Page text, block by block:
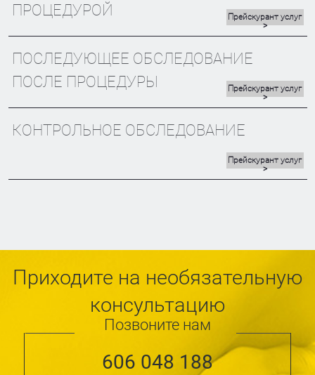
ПРОЦЕДУРОЙ
Прейскурант услуг
>
ПОСЛЕДУЮЩЕЕ ОБСЛЕДОВАНИЕ
ПОСЛЕ ПРОЦЕДУРЫ
Прейскурант услуг
>
КОНТРОЛЬНОЕ ОБСЛЕДОВАНИЕ
Прейскурант услуг
>
Приходите на необязательную
консультацию
Позвоните нам
606 048 188